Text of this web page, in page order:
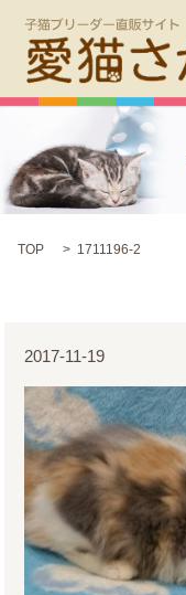
TOP 1711196-2
2017-11-19